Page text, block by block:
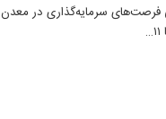
فرصت‌های سرمایه‌گذاری در معدن